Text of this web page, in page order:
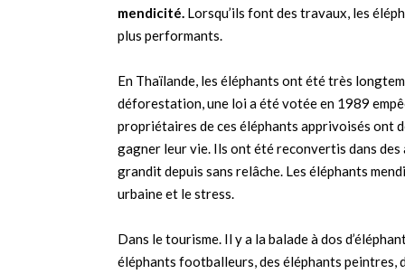
mendicité. Lorsqu’ils font des travaux, les
plus performants.
En Thaïlande, les éléphants ont été très
déforestation, une loi a été votée en 1989
propriétaires de ces éléphants apprivoisés ont
gagner leur vie. Ils ont été reconvertis dans
grandit depuis sans relâche. Les éléphants
urbaine et le stress.
Dans le tourisme. Il y a la balade à dos
éléphants footballeurs, des éléphants peintres,